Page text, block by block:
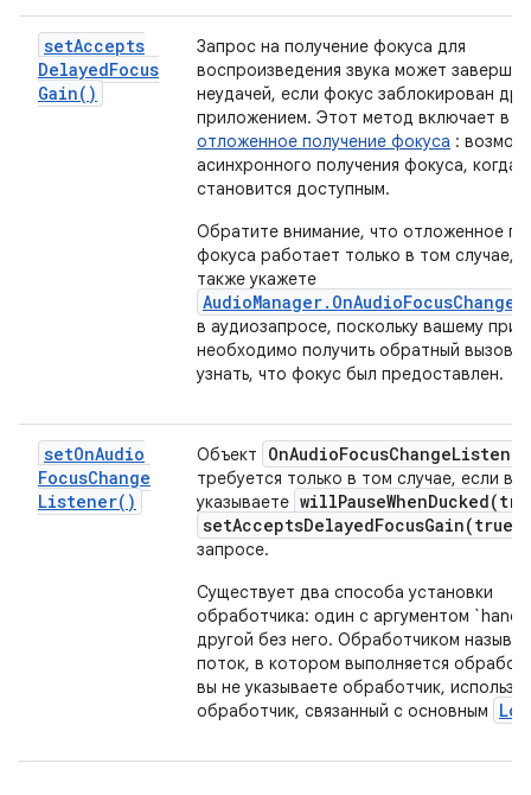
setAccepts
DelayedFocus
Gain( )
Запрос на получение фокуса для
воспроизведения звука может
неудачей, если фокус заблокирован
приложением. Этот метод включает в
отложенное получение фокуса :
асинхронного получения фокуса, когда
становится доступным.
Обратите внимание, что отложенное
фокуса работает только в том случае,
также укажете
в аудиозапросе, поскольку вашему
необходимо получить обратный вызов,
узнать, что фокус был предоставлен.
setOnAudio
FocusChange
Listener( )
Объект OnAudioFocusChangeListener
требуется только в том случае, если вы
указываете willPauseWhenDucked(
setAcceptsDelayedFocusGain(true)
запросе.
Существует два способа установки
обработчика: один с аргументом
другой без него. Обработчиком
поток, в котором выполняется
вы не указываете обработчик,
обработчик, связанный с основным